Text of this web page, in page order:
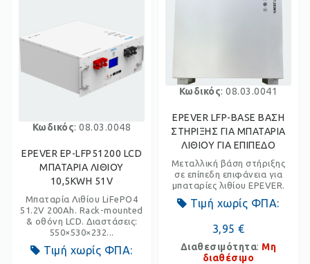
Κωδικός: 08.03.0048
EPEVER EP-LFP51200 LCD
ΜΠΑΤΑΡΙΑ ΛΙΘΙΟΥ
10,5KWH 51V
Μπαταρία Λιθίου LiFePO4
51.2V 200Ah. Rack-mounted
& οθόνη LCD. Διαστάσεις:
550×530×232...
Τιμή χωρίς ΦΠΑ:
Κωδικός: 08.03.0041
EPEVER LFP-BASE ΒΑΣΗ
ΣΤΗΡΙΞΗΣ ΓΙΑ ΜΠΑΤΑΡΙΑ
ΛΙΘΙΟΥ ΓΙΑ ΕΠΙΠΕΔΟ
Μεταλλική βάση στήριξης
σε επίπεδη επιφάνεια για
μπαταρίες λιθίου EPEVER.
Τιμή χωρίς ΦΠΑ:
3,95 €
Διαθεσιμότητα: Μη
διαθέσιμο